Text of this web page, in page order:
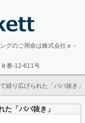
グのご用命は株式会社ｅ－
番-12-611号
繰り広げられた「ババ抜き」
た「ババ抜き」